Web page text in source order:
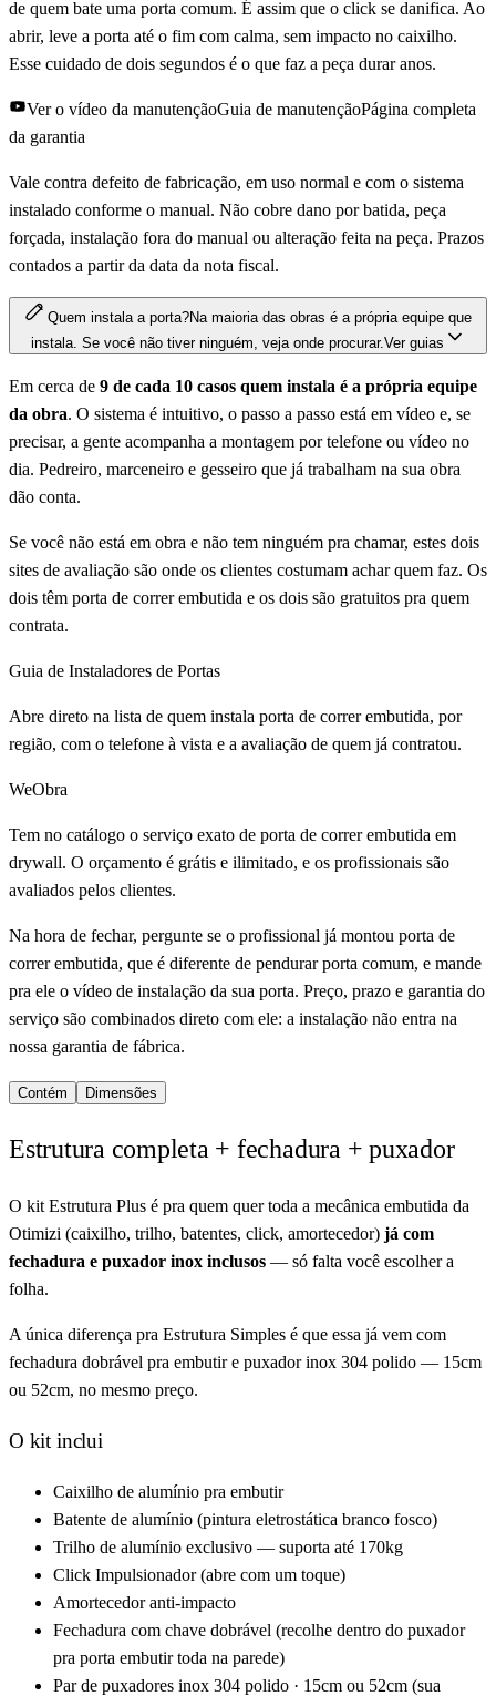
de quem bate uma porta comum. É assim que o click se danifica. Ao
abrir, leve a porta até o fim com calma, sem impacto no caixilho.
Esse cuidado de dois segundos é o que faz a peça durar anos.
Ver o vídeo da manutençãoGuia de manutençãoPágina completa
da garantia
Vale contra defeito de fabricação, em uso normal e com o sistema
instalado conforme o manual. Não cobre dano por batida, peça
forçada, instalação fora do manual ou alteração feita na peça. Prazos
contados a partir da data da nota fiscal.
Quem instala a porta?Na maioria das obras é a própria equipe que
instala. Se você não tiver ninguém, veja onde procurar.Ver guias
Em cerca de 9 de cada 10 casos quem instala é a própria equipe
da obra. O sistema é intuitivo, o passo a passo está em vídeo e, se
precisar, a gente acompanha a montagem por telefone ou vídeo no
dia. Pedreiro, marceneiro e gesseiro que já trabalham na sua obra
dão conta.
Se você não está em obra e não tem ninguém pra chamar, estes dois
sites de avaliação são onde os clientes costumam achar quem faz. Os
dois têm porta de correr embutida e os dois são gratuitos pra quem
contrata.
Guia de Instaladores de Portas
Abre direto na lista de quem instala porta de correr embutida, por
região, com o telefone à vista e a avaliação de quem já contratou.
WeObra
Tem no catálogo o serviço exato de porta de correr embutida em
drywall. O orçamento é grátis e ilimitado, e os profissionais são
avaliados pelos clientes.
Na hora de fechar, pergunte se o profissional já montou porta de
correr embutida, que é diferente de pendurar porta comum, e mande
pra ele o vídeo de instalação da sua porta. Preço, prazo e garantia do
serviço são combinados direto com ele: a instalação não entra na
nossa garantia de fábrica.
Contém Dimensões
Estrutura completa + fechadura + puxador
O kit Estrutura Plus é pra quem quer toda a mecânica embutida da
Otimizi (caixilho, trilho, batentes, click, amortecedor) já com
fechadura e puxador inox inclusos — só falta você escolher a
folha.
A única diferença pra Estrutura Simples é que essa já vem com
fechadura dobrável pra embutir e puxador inox 304 polido — 15cm
ou 52cm, no mesmo preço.
O kit inclui
Caixilho de alumínio pra embutir
Batente de alumínio (pintura eletrostática branco fosco)
Trilho de alumínio exclusivo — suporta até 170kg
Click Impulsionador (abre com um toque)
Amortecedor anti-impacto
Fechadura com chave dobrável (recolhe dentro do puxador
pra porta embutir toda na parede)
Par de puxadores inox 304 polido · 15cm ou 52cm (sua